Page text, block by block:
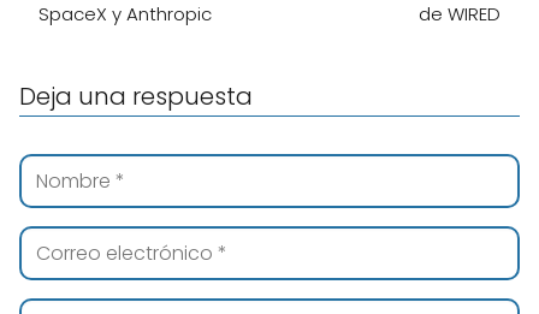
SpaceX y Anthropic
de WIRED
Deja una respuesta